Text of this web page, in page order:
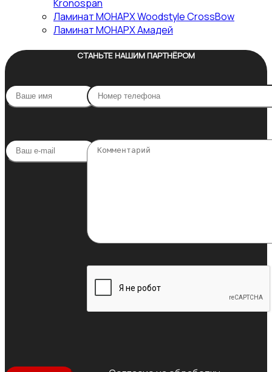
Kronospan
Ламинат МОНАРХ Woodstyle СrossBow
Ламинат МОНАРХ Амадей
СТАНЬТЕ НАШИМ ПАРТНЁРОМ